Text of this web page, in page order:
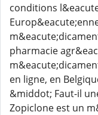
conditions
pharmacie
en ligne, en
&middot; Faut-il
Zopiclone est un